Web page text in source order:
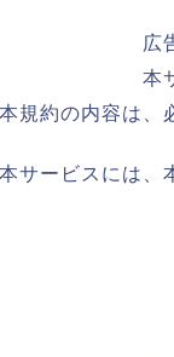
広
本
本規約の内容は、
本サービスには、